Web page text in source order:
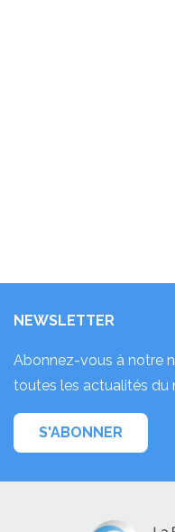
NEWSLETTER
Abonnez-vous à notre
toutes les actualités du
S'ABONNER